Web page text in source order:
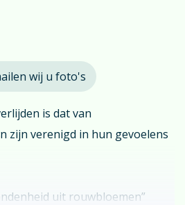
wij u foto's
is dat van
zijn verenigd in hun gevoelens
uit rouwbloemen”